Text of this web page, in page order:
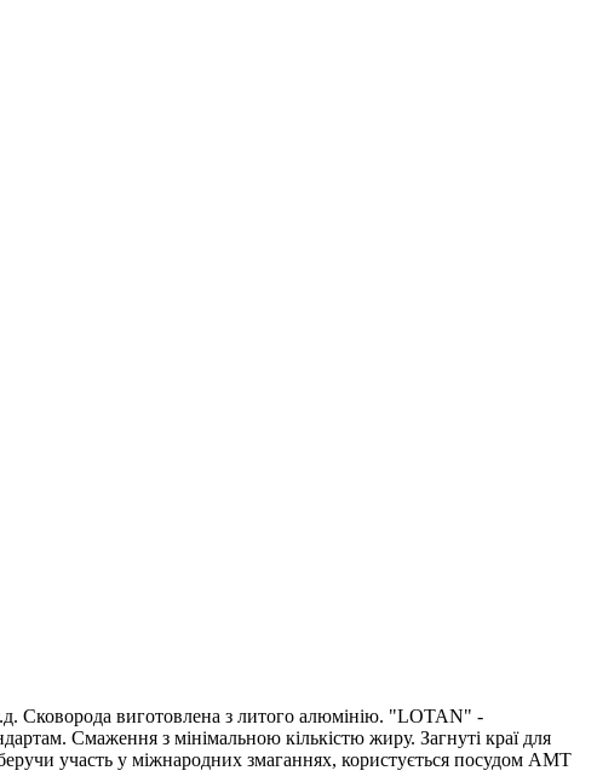
Сковорода виготовлена з литого алюмінію. "LOTAN" -
Смаження з мінімальною кількістю жиру. Загнуті краї для
участь у міжнародних змаганнях, користується посудом АМТ